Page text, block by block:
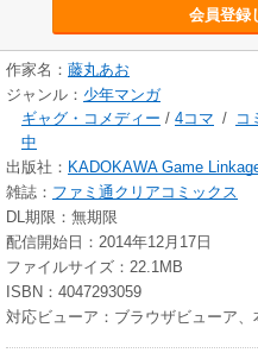
会員登録
作家名： 藤丸あお
ジャンル： 少年マンガ
ギャグ・コメディー / 4コマ / コ
中
出版社： KADOKAWA Game
雑誌： ファミ通クリアコミックス
DL期限：無期限
配信開始日：2014年12月17日
ファイルサイズ：22.1MB
ISBN：4047293059
対応ビューア：ブラウザビューア、